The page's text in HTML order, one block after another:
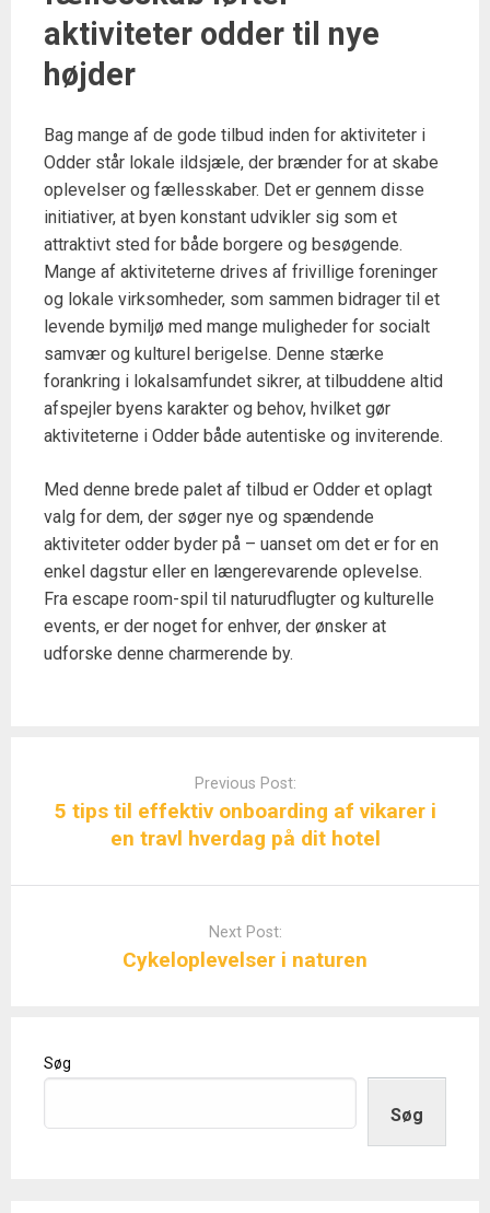
aktiviteter odder til nye
højder
Bag mange af de gode tilbud inden for aktiviteter i
Odder står lokale ildsjæle, der brænder for at skabe
oplevelser og fællesskaber. Det er gennem disse
initiativer, at byen konstant udvikler sig som et
attraktivt sted for både borgere og besøgende.
Mange af aktiviteterne drives af frivillige foreninger
og lokale virksomheder, som sammen bidrager til et
levende bymiljø med mange muligheder for socialt
samvær og kulturel berigelse. Denne stærke
forankring i lokalsamfundet sikrer, at tilbuddene altid
afspejler byens karakter og behov, hvilket gør
aktiviteterne i Odder både autentiske og inviterende.
Med denne brede palet af tilbud er Odder et oplagt
valg for dem, der søger nye og spændende
aktiviteter odder byder på – uanset om det er for en
enkel dagstur eller en længerevarende oplevelse.
Fra escape room-spil til naturudflugter og kulturelle
events, er der noget for enhver, der ønsker at
udforske denne charmerende by.
Previous Post:
5 tips til effektiv onboarding af vikarer i
en travl hverdag på dit hotel
Next Post:
Cykeloplevelser i naturen
Søg
Søg